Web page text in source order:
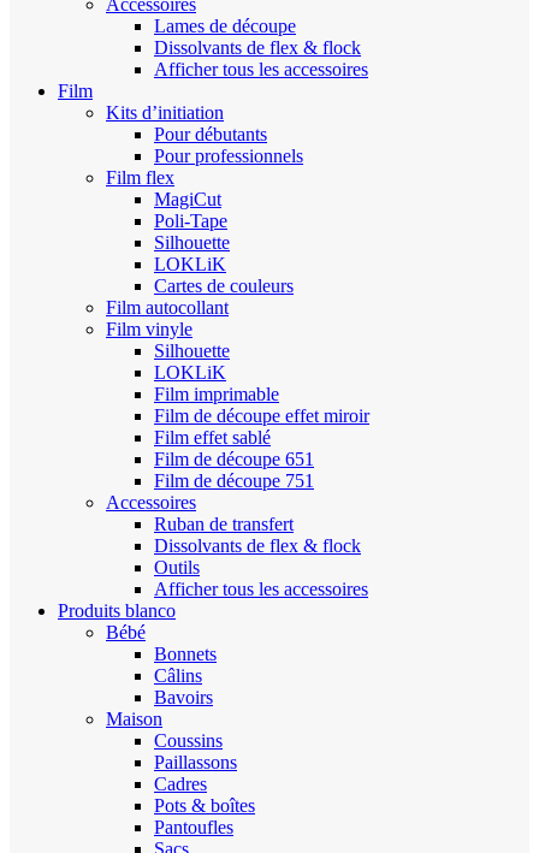
Accessoires
Lames de découpe
Dissolvants de flex & flock
Afficher tous les accessoires
Film
Kits d’initiation
Pour débutants
Pour professionnels
Film flex
MagiCut
Poli-Tape
Silhouette
LOKLiK
Cartes de couleurs
Film autocollant
Film vinyle
Silhouette
LOKLiK
Film imprimable
Film de découpe effet miroir
Film effet sablé
Film de découpe 651
Film de découpe 751
Accessoires
Ruban de transfert
Dissolvants de flex & flock
Outils
Afficher tous les accessoires
Produits blanco
Bébé
Bonnets
Câlins
Bavoirs
Maison
Coussins
Paillassons
Cadres
Pots & boîtes
Pantoufles